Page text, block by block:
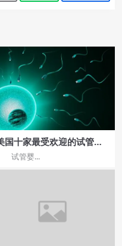
国十家最受欢迎的试管婴
儿医院公布内附详细介绍
试管婴...